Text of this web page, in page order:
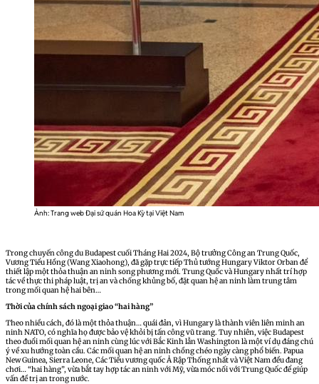
Ảnh: Trang web Đại sứ quán Hoa Kỳ tại Việt Nam
Trong chuyến công du Budapest cuối Tháng Hai 2024, Bộ trưởng Công an Trung Quốc,
Vương Tiểu Hồng (Wang Xiaohong), đã gặp trực tiếp Thủ tướng Hungary Viktor Orban để
thiết lập một thỏa thuận an ninh song phương mới. Trung Quốc và Hungary nhất trí hợp
tác về thực thi pháp luật, trị an và chống khủng bố, đặt quan hệ an ninh làm trung tâm
trong mối quan hệ hai bên…
Thời của chính sách ngoại giao “hai hàng”
Theo nhiều cách, đó là một thỏa thuận… quái đản, vì Hungary là thành viên liên minh an
ninh NATO, có nghĩa họ được bảo vệ khỏi bị tấn công vũ trang. Tuy nhiên, việc Budapest
theo đuổi mối quan hệ an ninh cùng lúc với Bắc Kinh lẫn Washington là một ví dụ đáng chú
ý về xu hướng toàn cầu. Các mối quan hệ an ninh chồng chéo ngày càng phổ biến. Papua
New Guinea, Sierra Leone, Các Tiểu vương quốc Ả Rập Thống nhất và Việt Nam đều đang
chơi… “hai hàng”, vừa bắt tay hợp tác an ninh với Mỹ, vừa móc nối với Trung Quốc để giúp
vấn đề trị an trong nước.